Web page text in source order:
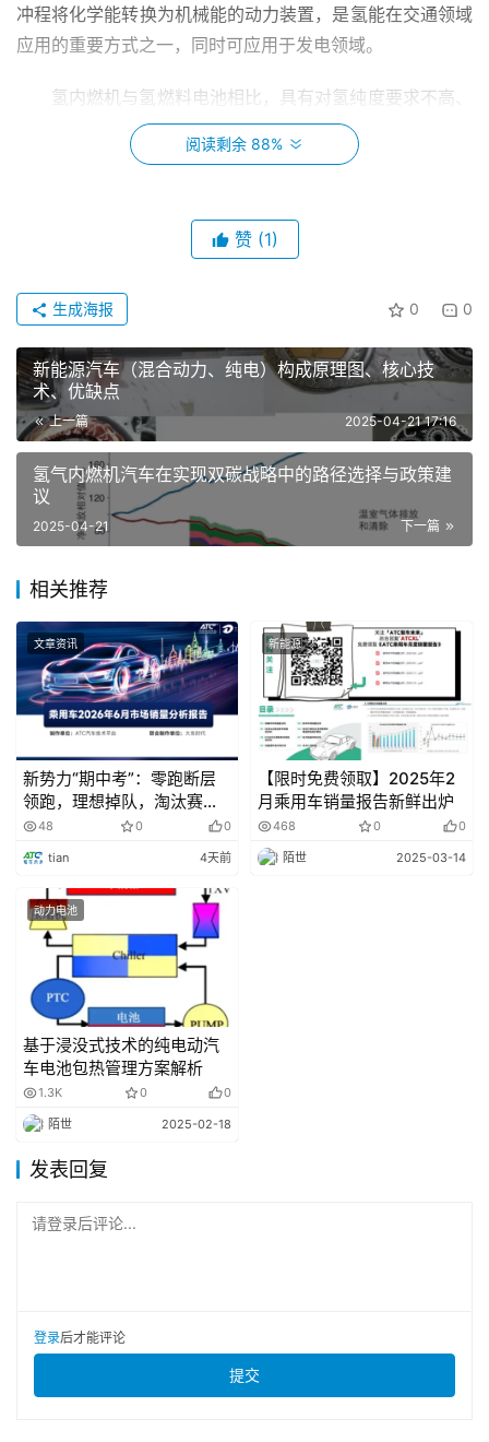
冲程将化学能转换为机械能的动力装置，是氢能在交通领域
应用的重要方式之一，同时可应用于发电领域。
氢内燃机与氢燃料电池相比，具有对氢纯度要求不高、
经济性好、无需冷启动、易实现产业化等优势，且保留了传
统内燃机的主要结构和系统，能够实现95%以上的零部件通
燃烧，氢脆，润滑油乳化，NOx排放等问题，目前尚处于技
术研发阶段，需从喷射技术、燃烧策略和空燃比控制策略、
理技术等方面进行深入研究。
表 氢内燃机与氢燃料电池技术指标对比
数据来源：中关村氢能产业联盟数据库
备注：
1. 数据来源：GB/T 44723-2024 《氢燃料内燃机 通
用技术条件》，实际90%亦可运行。
2. 数据来源：GB/T 37244-2018 《质子交换膜燃料电
池汽车用燃料 氢气》。
3. 仅针对交通领域。
4. 奕青，王伟，裴有志，等.氢内燃机应用与推广的探
索［J］.工程机械，2024，55（6）：20-23+7-8.
02
国内外多企业竞相布局
的50%，稍逊于氢燃料电池，输出功率多在200kw以上，
最高达到412kw，高于氢燃料电池150kw的平均功率，高压
缸内直喷、稀薄燃烧等技术均取得显著进步。
阅读剩余 88%
赞 (1)
0 0
生成海报
新能源汽车（混合动力、纯电）构成原理图、核心技
术、优缺点
上一篇 2025-04-21 17:16
氢气内燃机汽车在实现双碳战略中的路径选择与政策建
议
下一篇
2025-04-21
相关推荐
文章资讯
新势力“期中考”：零跑断层
领跑，理想掉队，淘汰赛全
面开启
48 0 0
tian 4天前
新能源
【限时免费领取】2025年2
月乘用车销量报告新鲜出炉
468 0 0
陌世 2025-03-14
动力电池
基于浸没式技术的纯电动汽
车电池包热管理方案解析
1.3K 0 0
陌世 2025-02-18
发表回复
请登录后评论...
登录后才能评论
提交